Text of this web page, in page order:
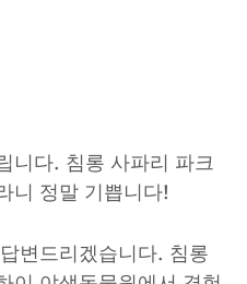
니다. 침롱 사파리 파크
니 정말 기쁩니다!
변드리겠습니다. 침롱